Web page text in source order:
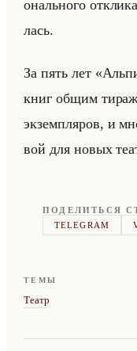
онально­го
лась.
За пять лет
книг общим
эк­зем­пля­ров, и
вой для новых
ПОДЕЛИТЬСЯ
TELEGRAM
ТЕМЫ
Театр